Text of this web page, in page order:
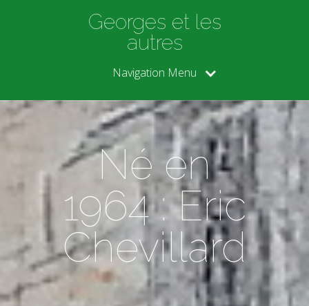
Georges et les
autres
Navigation Menu
Né en
1964 : Eric
Chevillard